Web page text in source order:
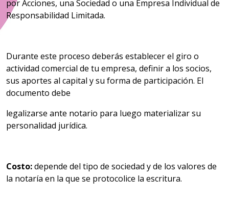
por Acciones, una Sociedad o una Empresa Individual de
Responsabilidad Limitada.
Durante este proceso deberás establecer el giro o
actividad comercial de tu empresa, definir a los socios,
sus aportes al capital y su forma de participación. El
documento debe
legalizarse ante notario para luego materializar su
personalidad jurídica.
Costo:depende del tipo de sociedad y de los valores de
la notaría en la que se protocolice la escritura.